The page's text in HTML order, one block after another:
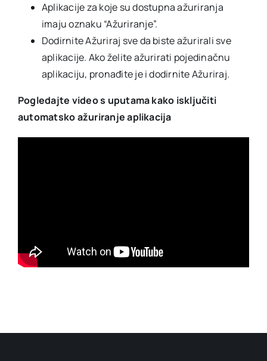
Aplikacije za koje su dostupna ažuriranja
imaju oznaku “Ažuriranje”.
Dodirnite Ažuriraj sve da biste ažurirali sve
aplikacije. Ako želite ažurirati pojedinačnu
aplikaciju, pronađite je i dodirnite Ažuriraj.
Pogledajte video s uputama kako isključiti
automatsko ažuriranje aplikacija